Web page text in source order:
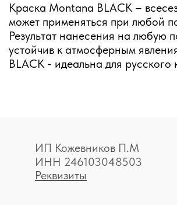
Краска Montana BLACK –
может применяться при любой
Результат нанесения на любую
устойчив к атмосферным
BLACK - идеальна для русского
ИП Кожевников П.М
ИНН 246103048503
Реквизиты